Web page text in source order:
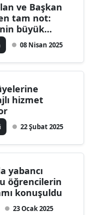
Aydın
Balıkesir
Bilecik
Bitlis
Bolu
Burdur
Çanakkale
Çankırı
Çorum
ve Başkan
tam not:
büyük
toplayan yeni
tanıtıldı
08 Nisan 2025
hizmet
22 Şubat 2025
yabancı
öğrencilerin
konuşuldu
23 Ocak 2025